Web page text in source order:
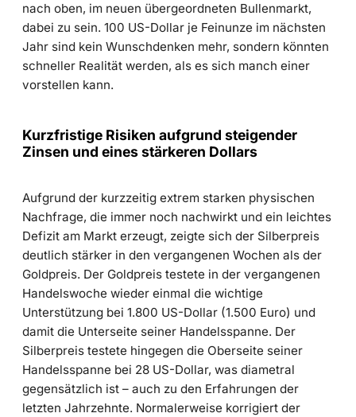
nach oben, im neuen übergeordneten Bullenmarkt,
dabei zu sein. 100 US-Dollar je Feinunze im nächsten
Jahr sind kein Wunschdenken mehr, sondern könnten
schneller Realität werden, als es sich manch einer
vorstellen kann.
Kurzfristige Risiken aufgrund steigender
Zinsen und eines stärkeren Dollars
Aufgrund der kurzzeitig extrem starken physischen
Nachfrage, die immer noch nachwirkt und ein leichtes
Defizit am Markt erzeugt, zeigte sich der Silberpreis
deutlich stärker in den vergangenen Wochen als der
Goldpreis. Der Goldpreis testete in der vergangenen
Handelswoche wieder einmal die wichtige
Unterstützung bei 1.800 US-Dollar (1.500 Euro) und
damit die Unterseite seiner Handelsspanne. Der
Silberpreis testete hingegen die Oberseite seiner
Handelsspanne bei 28 US-Dollar, was diametral
gegensätzlich ist – auch zu den Erfahrungen der
letzten Jahrzehnte. Normalerweise korrigiert der